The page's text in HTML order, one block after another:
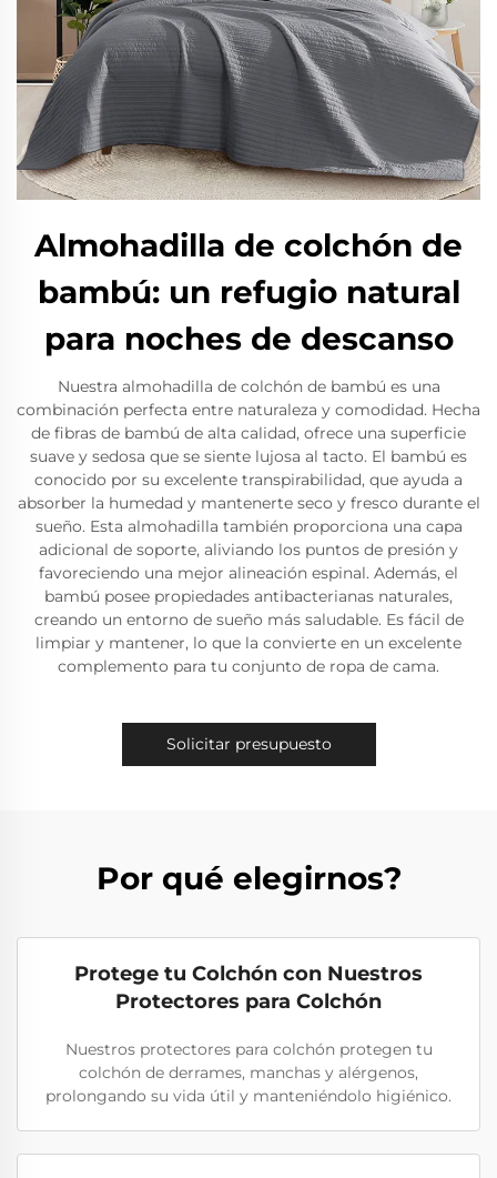
Almohadilla de colchón de
bambú: un refugio natural
para noches de descanso
Nuestra almohadilla de colchón de bambú es una
combinación perfecta entre naturaleza y comodidad. Hecha
de fibras de bambú de alta calidad, ofrece una superficie
suave y sedosa que se siente lujosa al tacto. El bambú es
conocido por su excelente transpirabilidad, que ayuda a
absorber la humedad y mantenerte seco y fresco durante el
sueño. Esta almohadilla también proporciona una capa
adicional de soporte, aliviando los puntos de presión y
favoreciendo una mejor alineación espinal. Además, el
bambú posee propiedades antibacterianas naturales,
creando un entorno de sueño más saludable. Es fácil de
limpiar y mantener, lo que la convierte en un excelente
complemento para tu conjunto de ropa de cama.
Solicitar presupuesto
Por qué elegirnos?
Protege tu Colchón con Nuestros
Protectores para Colchón
Nuestros protectores para colchón protegen tu
colchón de derrames, manchas y alérgenos,
prolongando su vida útil y manteniéndolo higiénico.